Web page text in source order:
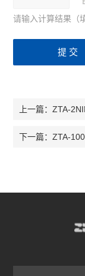
请输入计算结果（
上一篇：ZTA-
下一篇：ZTA-